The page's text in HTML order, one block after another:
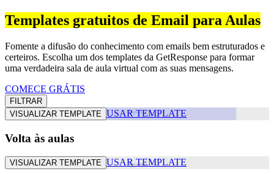
Templates gratuitos de Email para Aulas
Fomente a difusão do conhecimento com emails bem estruturados e
certeiros. Escolha um dos templates da GetResponse para formar
uma verdadeira sala de aula virtual com as suas mensagens.
COMECE GRÁTIS
FILTRAR
VISUALIZAR TEMPLATE USAR TEMPLATE
Volta às aulas
VISUALIZAR TEMPLATE USAR TEMPLATE